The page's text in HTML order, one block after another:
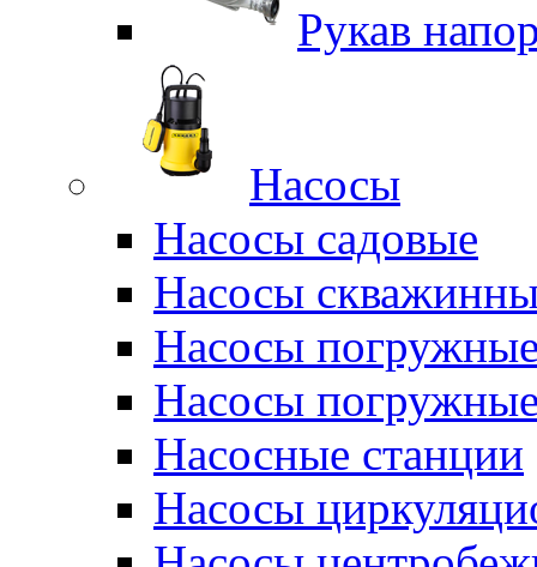
Рукав
Насосы
Насосы садовые
Насосы
Насосы
Насосы
Насосные станции
Насосы